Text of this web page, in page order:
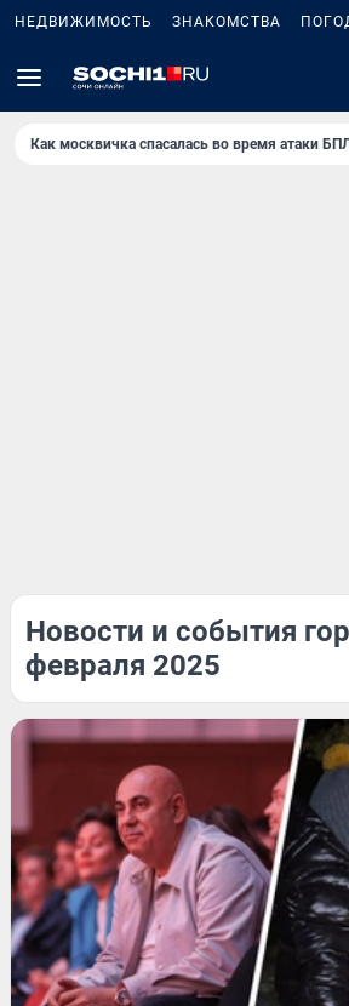
НЕДВИЖИМОСТЬ ЗНАКОМСТВА
Как москвичка спасалась во время атаки
Новости и события
февраля 2025